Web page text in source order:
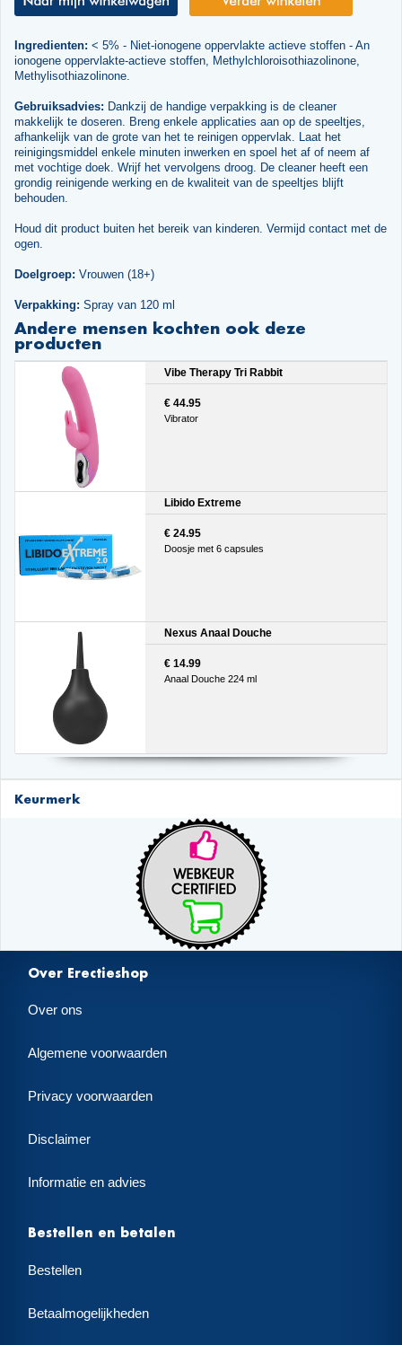
Ingredienten: < 5% - Niet-ionogene oppervlakte actieve stoffen - An
ionogene oppervlakte-actieve stoffen, Methylchloroisothiazolinone,
Methylisothiazolinone.
Gebruiksadvies: Dankzij de handige verpakking is de cleaner
makkelijk te doseren. Breng enkele applicaties aan op de speeltjes,
afhankelijk van de grote van het te reinigen oppervlak. Laat het
reinigingsmiddel enkele minuten inwerken en spoel het af of neem af
met vochtige doek. Wrijf het vervolgens droog. De cleaner heeft een
grondig reinigende werking en de kwaliteit van de speeltjes blijft
behouden.
Houd dit product buiten het bereik van kinderen. Vermijd contact met de
ogen.
Doelgroep: Vrouwen (18+)
Verpakking: Spray van 120 ml
Andere mensen kochten ook deze
producten
Vibe Therapy Tri Rabbit
€ 44.95
Vibrator
Libido Extreme
€ 24.95
Doosje met 6 capsules
Nexus Anaal Douche
€ 14.99
Anaal Douche 224 ml
Keurmerk
Over Erectieshop
Over ons
Algemene voorwaarden
Privacy voorwaarden
Disclaimer
Informatie en advies
Bestellen en betalen
Bestellen
Betaalmogelijkheden